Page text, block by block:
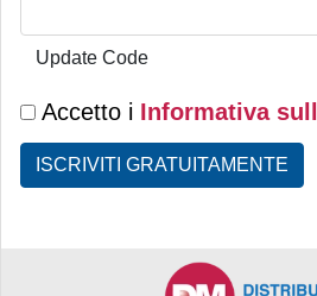
Update Code
Accetto i Informativa
ISCRIVITI GRATUITAMENTE